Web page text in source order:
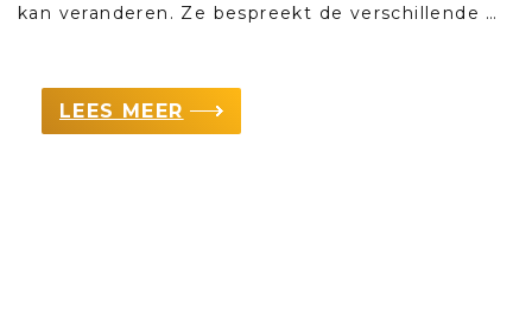
kan veranderen. Ze bespreekt de verschillende …
LEES MEER